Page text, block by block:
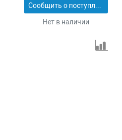
Сообщить о поступлении
Нет в наличии